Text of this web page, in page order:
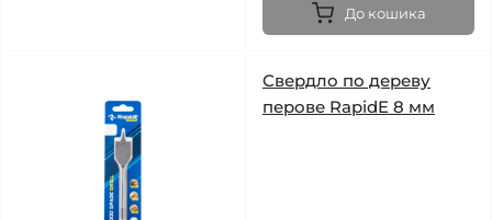
До кошика
Свердло по дереву
перове RapidE 8 мм